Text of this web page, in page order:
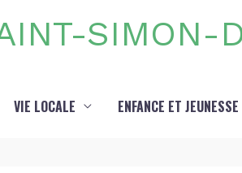
SIMON-
VIE LOCALE ENFANCE ET JEUNESSE